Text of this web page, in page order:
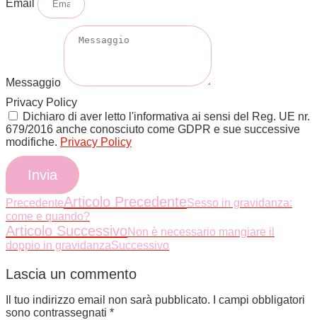
Email
Messaggio
Privacy Policy
Dichiaro di aver letto l'informativa ai sensi del Reg. UE nr.
679/2016 anche conosciuto come GDPR e sue successive
modifiche. Privacy Policy
Invia
PrecedenteArticolo PrecedenteSesso in gravidanza:
come e quando?
Articolo SuccessivoNon è necessario mangiare il
doppio in gravidanzaSuccessivo
Lascia un commento
Il tuo indirizzo email non sarà pubblicato.
I campi obbligatori
sono contrassegnati *